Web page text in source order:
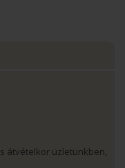
átvételkor üzletünkben,